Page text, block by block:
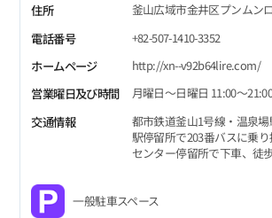
住所
釜山広域市金井区プンムン
電話番号
+82-507-1410-3352
ホームページ
http://xn--v92b64lire.com/
営業曜日及び時間
月曜日～日曜日 11:00～
交通情報
都市鉄道釜山1号線・温泉
駅停留所で203番バスに乗
センター停留所で下車、徒
一般駐車スペース